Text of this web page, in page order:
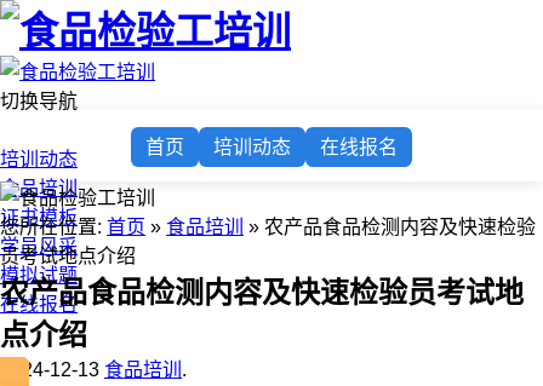
切换导航
培训动态
食品培训
证书模板
学员风采
模拟试题
在线报名
首页 培训动态 在线报名
您所在位置: 首页 » 食品培训
» 农产品食品检测内容及快速检验
员考试地点介绍
农产品食品检测内容及快速检验员考试地
点介绍
2024-12-13 食品培训 .